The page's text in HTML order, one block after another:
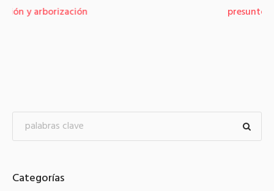
presunto homicida en Toluca
Categorías